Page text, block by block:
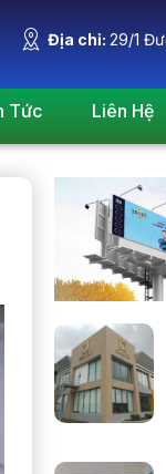
Địa chỉ: 29/1
Tức Liên Hệ